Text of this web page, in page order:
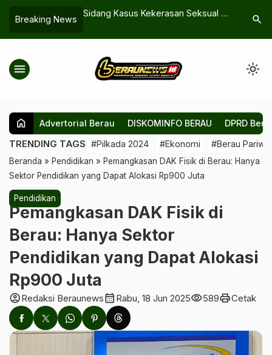
Breaking News
Juknis!
Sidang Kasus Kekerasan Seksual di
Dakwaan
search
menu light_mode
home Advertorial Berau DISKOMINFO BERAU DPRD
TRENDING TAGS #Pilkada 2024 #Ekonomi #Berau
Beranda » Pendidikan » Pemangkasan DAK Fisik di Berau: Hanya
Sektor Pendidikan yang Dapat Alokasi Rp900 Juta
Pendidikan
Pemangkasan DAK Fisik di
Berau: Hanya Sektor
Pendidikan yang Dapat Alokasi
Rp900 Juta
account_circleRedaksi Beraunewscalendar_month Rabu, 18 Jun 2025visibility589printCetak